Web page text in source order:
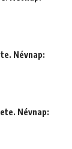
Névnap:
Névnap: